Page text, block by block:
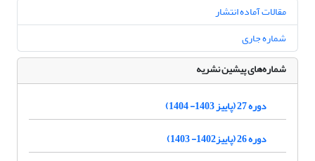
مقالات آماده انتشار
شماره جاری
شماره‌های پیشین نشریه
دوره 27 (پاییز 1403- 1404)
دوره 26 (پاییز1402- 1403)